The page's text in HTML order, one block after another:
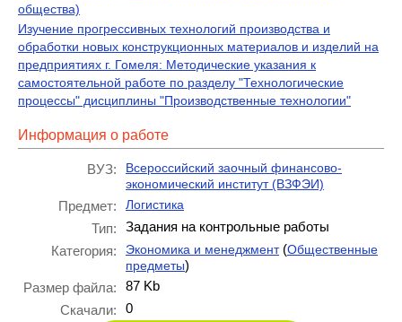
общества)
Изучение прогрессивных технологий производства и
обработки новых конструкционных материалов и изделий на
предприятиях г. Гомеля: Методические указания к
самостоятельной работе по разделу "Технологические
процессы" дисциплины "Производственные технологии"
Информация о работе
ВУЗ:
Всероссийский заочный финансово-
экономический институт (ВЗФЭИ)
Предмет: Логистика
Тип:
Задания на контрольные работы
Категория:
Экономика и менеджмент(Общественные
предметы)
Размер файла:
87 Kb
Скачали:
0